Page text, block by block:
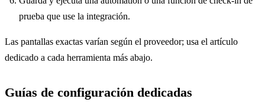
prueba que use la integración.
Las pantallas exactas varían según el proveedor; usa el artículo
dedicado a cada herramienta más abajo.
Guías de configuración dedicadas